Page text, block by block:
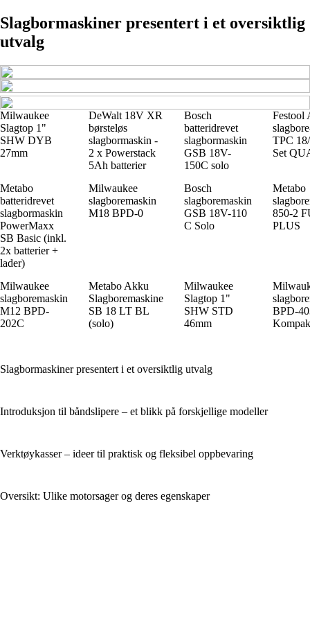
Slagbormaskiner presentert i et oversiktlig
utvalg
Milwaukee
Slagtop 1"
SHW DYB
27mm
DeWalt 18V XR
børsteløs
slagbormaskin -
2 x Powerstack
5Ah batterier
Bosch
batteridrevet
slagbormaskin
GSB 18V-
150C solo
Festool
TPC
Set
Metabo
batteridrevet
slagbormaskin
PowerMaxx
SB Basic (inkl.
2x batterier +
lader)
Milwaukee
slagboremaskin
M18 BPD-0
Bosch
slagboremaskin
GSB 18V-110
C Solo
Metabo
850-2
PLUS
Milwaukee
slagboremaskin
M12 BPD-
202C
Metabo Akku
Slagboremaskine
SB 18 LT BL
(solo)
Milwaukee
Slagtop 1"
SHW STD
46mm
BPD-
Slagbormaskiner presentert i et oversiktlig utvalg
Introduksjon til båndslipere – et blikk på forskjellige modeller
Verktøykasser – ideer til praktisk og fleksibel oppbevaring
Oversikt: Ulike motorsager og deres egenskaper